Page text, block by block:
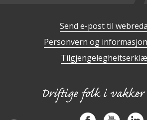
Send e-post til
Personvern og